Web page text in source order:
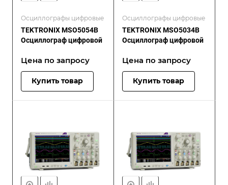
Осциллографы цифровые
TEKTRONIX MSO5054B
Осциллограф цифровой
Цена по запросу
Купить товар
Осциллографы цифровые
TEKTRONIX MSO5034B
Осциллограф цифровой
Цена по запросу
Купить товар